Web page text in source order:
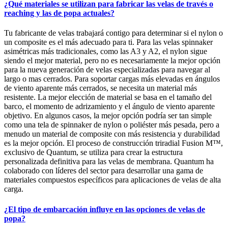
¿Qué materiales se utilizan para fabricar las velas de través o
reaching y las de popa actuales?
Tu fabricante de velas trabajará contigo para determinar si el nylon o
un composite es el más adecuado para ti. Para las velas spinnaker
asimétricas más tradicionales, como las A3 y A2, el nylon sigue
siendo el mejor material, pero no es necesariamente la mejor opción
para la nueva generación de velas especializadas para navegar al
largo o mas cerrados. Para soportar cargas más elevadas en ángulos
de viento aparente más cerrados, se necesita un material más
resistente. La mejor elección de material se basa en el tamaño del
barco, el momento de adrizamiento y el ángulo de viento aparente
objetivo. En algunos casos, la mejor opción podría ser tan simple
como una tela de spinnaker de nylon o poliéster más pesada, pero a
menudo un material de composite con más resistencia y durabilidad
es la mejor opción. El proceso de construcción triradial Fusion M™,
exclusivo de Quantum, se utiliza para crear la estructura
personalizada definitiva para las velas de membrana. Quantum ha
colaborado con líderes del sector para desarrollar una gama de
materiales compuestos específicos para aplicaciones de velas de alta
carga.
¿El tipo de embarcación influye en las opciones de velas de
popa?